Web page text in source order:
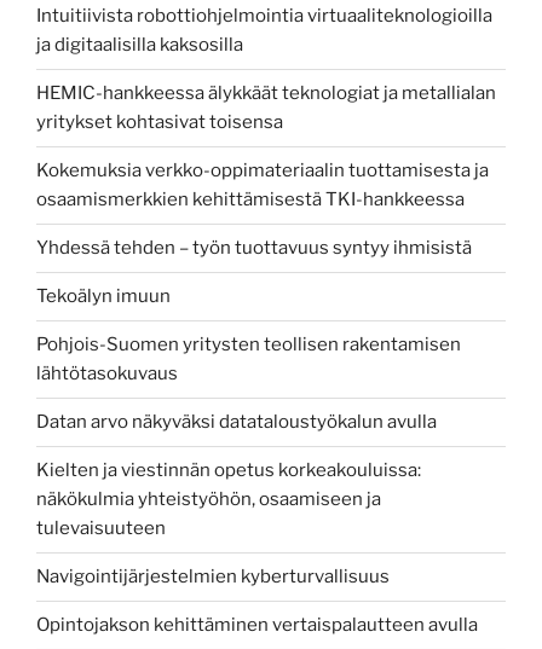
Intuitiivista robottiohjelmointia virtuaaliteknologioilla
ja digitaalisilla kaksosilla
HEMIC-hankkeessa älykkäät teknologiat ja metallialan
yritykset kohtasivat toisensa
Kokemuksia verkko-oppimateriaalin tuottamisesta ja
osaamismerkkien kehittämisestä TKI-hankkeessa
Yhdessä tehden – työn tuottavuus syntyy ihmisistä
Tekoälyn imuun
Pohjois-Suomen yritysten teollisen rakentamisen
lähtötasokuvaus
Datan arvo näkyväksi datataloustyökalun avulla
Kielten ja viestinnän opetus korkeakouluissa:
näkökulmia yhteistyöhön, osaamiseen ja
tulevaisuuteen
Navigointijärjestelmien kyberturvallisuus
Opintojakson kehittäminen vertaispalautteen avulla